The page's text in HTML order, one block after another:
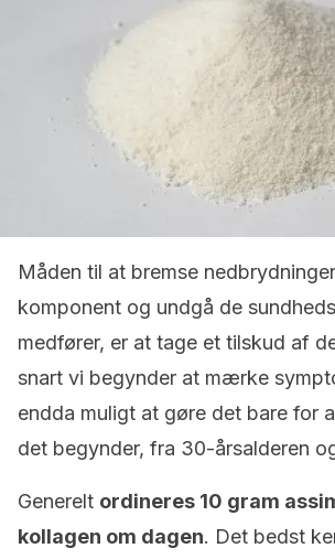
Måden til at bremse
komponent og undgå de
medfører, er at tage et tilskud af
snart vi begynder at mærke
endda muligt at gøre det bare for
det begynder, fra 30-årsalderen
Generelt ordineres 10 gram
kollagen om dagen. Det bedst